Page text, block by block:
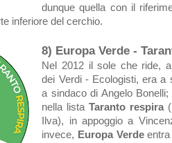
dunque quella con il
inferiore del cerchio.
8) Europa Verde -
Nel 2012 il sole che ride,
dei Verdi - Ecologisti, era a
a sindaco di Angelo
nella lista Taranto respira
Ilva), in appoggio a
invece, Europa Verdeentra